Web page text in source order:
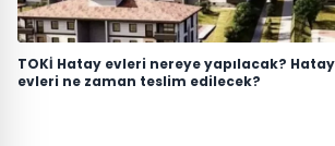
TOKİ Hatay evleri nereye yapılacak?
evleri ne zaman teslim edilecek?